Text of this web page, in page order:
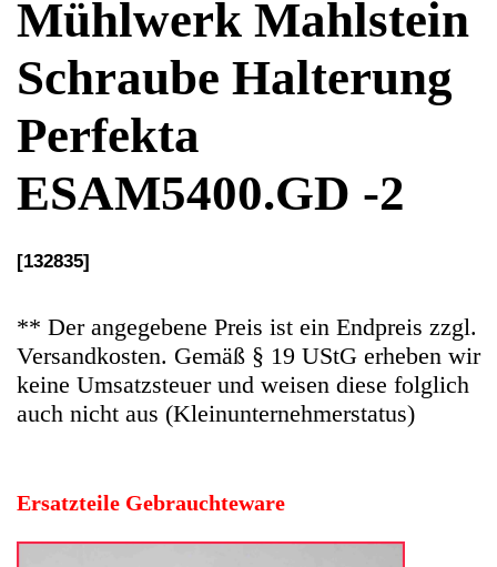
[132835]
** Der angegebene Preis ist ein Endpreis zzgl.
Versandkosten. Gemäß § 19 UStG erheben wir
keine Umsatzsteuer und weisen diese folglich
auch nicht aus (Kleinunternehmerstatus)
Ersatzteile Gebrauchteware
Original Ersatzteil: Mühlwerk Mahlstein
Schraube Halterung
Hersteller: DeLonghi